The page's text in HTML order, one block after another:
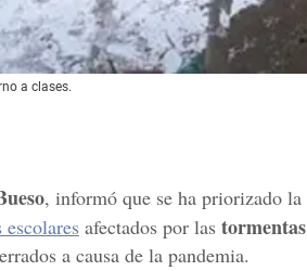
a clases.
, informó que se ha priorizado la
escolares afectados por las tormentas
a causa de la pandemia.